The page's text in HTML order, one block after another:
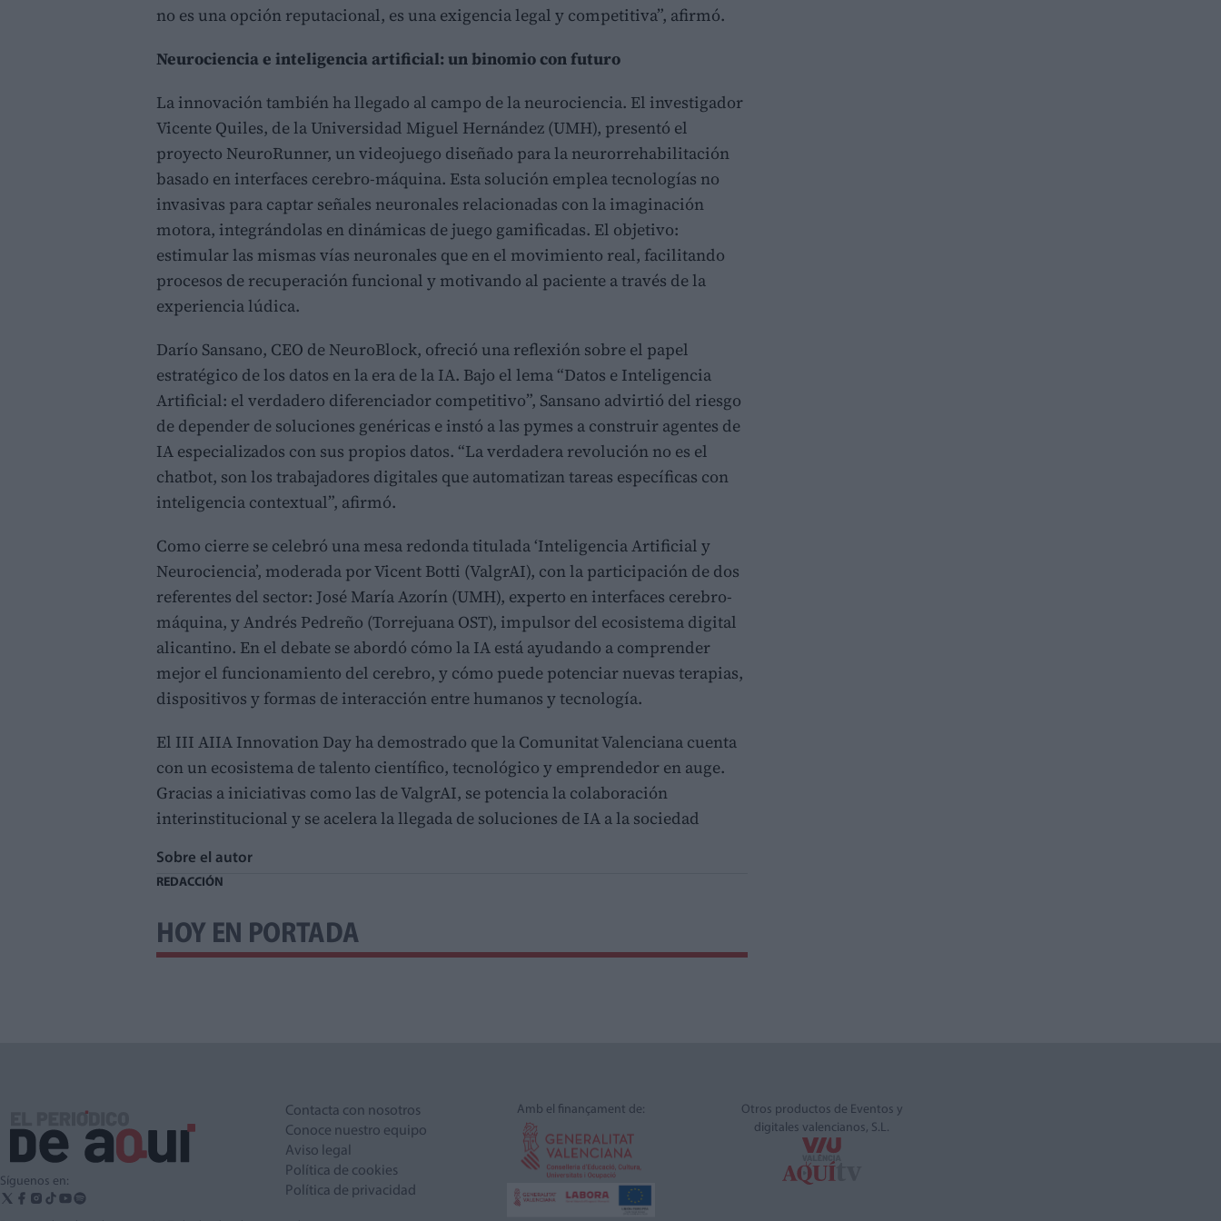
no es una opción reputacional, es una exigencia legal y competitiva”, afirmó.
Neurociencia e inteligencia artificial: un binomio con futuro
La innovación también ha llegado al campo de la neurociencia. El investigador
Vicente Quiles, de la Universidad Miguel Hernández (UMH), presentó el
proyecto NeuroRunner, un videojuego diseñado para la neurorrehabilitación
basado en interfaces cerebro-máquina. Esta solución emplea tecnologías no
invasivas para captar señales neuronales relacionadas con la imaginación
motora, integrándolas en dinámicas de juego gamificadas. El objetivo:
estimular las mismas vías neuronales que en el movimiento real, facilitando
procesos de recuperación funcional y motivando al paciente a través de la
experiencia lúdica.
Darío Sansano, CEO de NeuroBlock, ofreció una reflexión sobre el papel
estratégico de los datos en la era de la IA. Bajo el lema “Datos e Inteligencia
Artificial: el verdadero diferenciador competitivo”, Sansano advirtió del riesgo
de depender de soluciones genéricas e instó a las pymes a construir agentes de
IA especializados con sus propios datos. “La verdadera revolución no es el
chatbot, son los trabajadores digitales que automatizan tareas específicas con
inteligencia contextual”, afirmó.
Como cierre se celebró una mesa redonda titulada ‘Inteligencia Artificial y
Neurociencia’, moderada por Vicent Botti (ValgrAI), con la participación de dos
referentes del sector: José María Azorín (UMH), experto en interfaces cerebro-
máquina, y Andrés Pedreño (Torrejuana OST), impulsor del ecosistema digital
alicantino. En el debate se abordó cómo la IA está ayudando a comprender
mejor el funcionamiento del cerebro, y cómo puede potenciar nuevas terapias,
dispositivos y formas de interacción entre humanos y tecnología.
El III AIIA Innovation Day ha demostrado que la Comunitat Valenciana cuenta
con un ecosistema de talento científico, tecnológico y emprendedor en auge.
Gracias a iniciativas como las de ValgrAI, se potencia la colaboración
interinstitucional y se acelera la llegada de soluciones de IA a la sociedad
Sobre el autor
REDACCIÓN
HOY EN PORTADA
Síguenos en:
Contacta con nosotros
Conoce nuestro equipo
Aviso legal
Política de cookies
Política de privacidad
Amb el finançament de:
Otros productos de Eventos y
digitales valencianos, S.L.